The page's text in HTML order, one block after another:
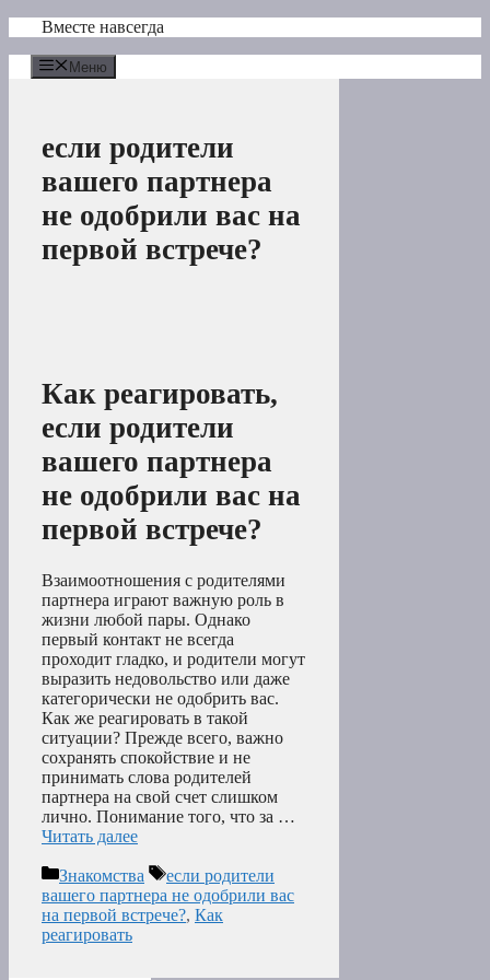
Перейти
содержимому
Вместе навсегда
Меню
если родители
вашего партнера
не одобрили вас на
первой встрече?
Как реагировать,
если родители
вашего партнера
не одобрили вас на
первой встрече?
Взаимоотношения с родителями
партнера играют важную роль в
жизни любой пары. Однако
первый контакт не всегда
проходит гладко, и родители могут
выразить недовольство или даже
категорически не одобрить вас.
Как же реагировать в такой
ситуации? Прежде всего, важно
сохранять спокойствие и не
принимать слова родителей
партнера на свой счет слишком
лично. Понимание того, что за …
Читать далее
Рубрики
Знакомства Метки
если родители
вашего партнера не одобрили вас
на первой встрече?, Как
реагировать